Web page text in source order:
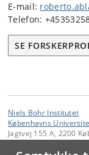
E-mail:
Telefon:
SE
Niels Bohr Institutet
Københavns
Jagtvej 155 A, 2200